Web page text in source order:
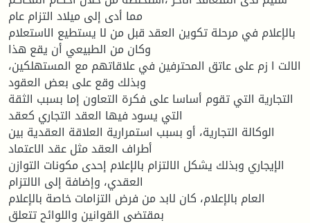
مما أدى إلى میلاد التزام عام
بالإعلام في مرحلة تكوین العقد قبل من لا یستطیع الاستعلام
وكان من الطبیعي أن یقع هذا
الالت ا زم على عاتق المحترفین في علاقاتهم مع المستهلكین،
وبذلك وقع على بعض العقود
التجاریة التي تقوم أساسا على فكرة التعاون إما بسبب الثقة
التي یسود فیها العقد التجاري كعقد
الوكالة التجاریة، أو بسبب استمراریة العلاقة العقدیة بین
أطراف العقد مثل عقد الاعتماد
الإیجاري وبذلك یشكل الالتزام بالإعلام إحدى مكونات التوازن
العقدي، وإضافة إلى الالتزام
العام بالإعلام، كان لابد من فرض التزامات خاصة بالإعلام
بمقتضى القوانین واللوائح تتعلق